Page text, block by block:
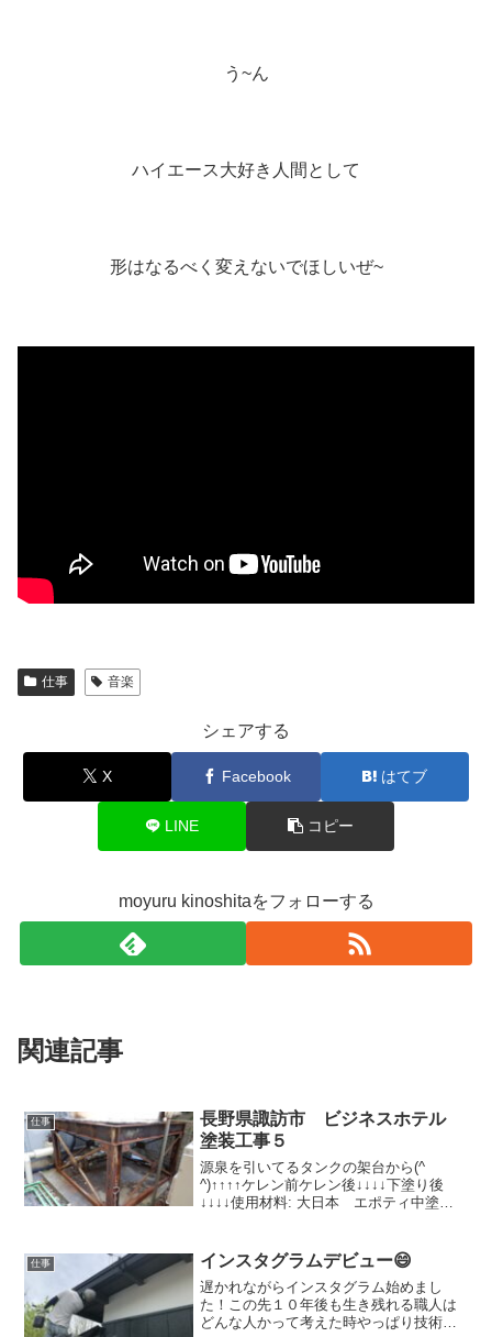
う~ん
ハイエース大好き人間として
形はなるべく変えないでほしいぜ~
仕事 音楽
シェアする
X Facebook はてブ
LINE コピー
moyuru kinoshitaをフォローする
関連記事
仕事
長野県諏訪市 ビジネスホテル
塗装工事５
源泉を引いてるタンクの架台から(^
^)↑↑↑↑ケレン前ケレン後↓↓↓↓下塗り後
↓↓↓↓使用材料: 大日本 エポティ中塗り
Ⅱ↓↓↓↓さすがにタンクが乗っかっている
部...
仕事 インスタグラムデビュー😄
遅かれながらインスタグラム始めまし
た！この先１０年後も生き残れる職人は
どんな人かって考えた時やっぱり技術＋